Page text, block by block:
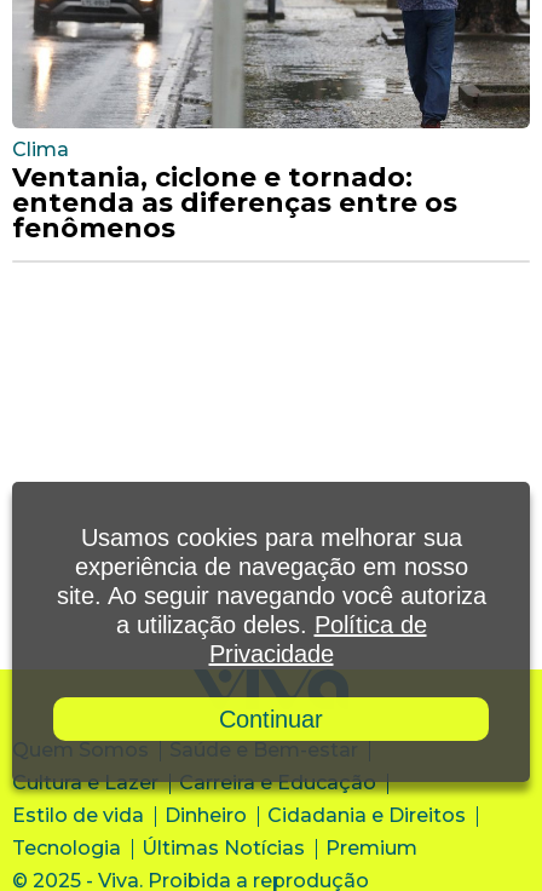
Clima
Ventania, ciclone e tornado:
entenda as diferenças entre os
fenômenos
Quem Somos
Saúde e Bem-estar
Cultura e Lazer
Carreira e Educação
Estilo de vida
Dinheiro
Cidadania e Direitos
Tecnologia
Últimas Notícias
Premium
© 2025 - Viva. Proibida a reprodução
Usamos cookies para melhorar sua
experiência de navegação em nosso
site. Ao seguir navegando você autoriza
a utilização deles. Política de
Privacidade
Continuar